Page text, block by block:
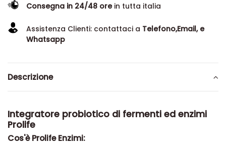
Consegna in 24/48 orein tutta italia
Assistenza Clienti: contattaci a Telefono,Email, e
Whatsapp
Descrizione
Integratore probiotico di fermenti ed enzimi
Prolife
Cos'è Prolife Enzimi: